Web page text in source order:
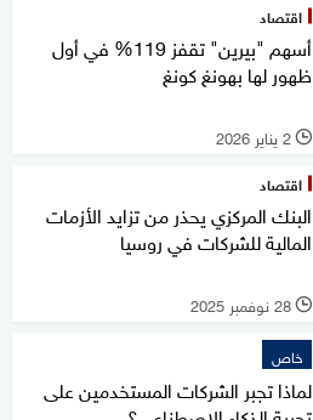
اقتصاد
أسهم "بيرين" تقفز 119% في أول
ظهور لها بهونغ كونغ
l 2 يناير 2026
اقتصاد
البنك المركزي يحذر من تزايد الأزمات
المالية للشركات في روسيا
l 28 نوفمبر 2025
خاص
لماذا تجبر الشركات المستخدمين على